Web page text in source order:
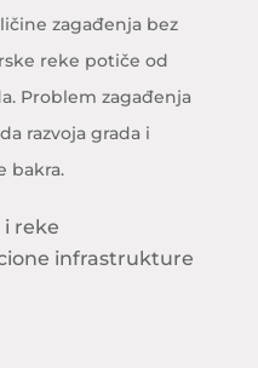
zagađenja bez
reke potiče od
Problem zagađenja
razvoja grada i
bakra.
reke
infrastrukture